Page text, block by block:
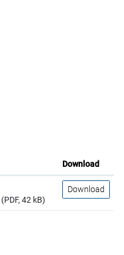
Download
(PDF, 42 kB)
Download